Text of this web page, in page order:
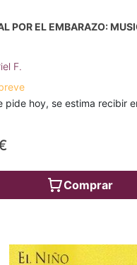
POR EL EMBARAZO:
F.
pide hoy, se estima recibir
Comprar